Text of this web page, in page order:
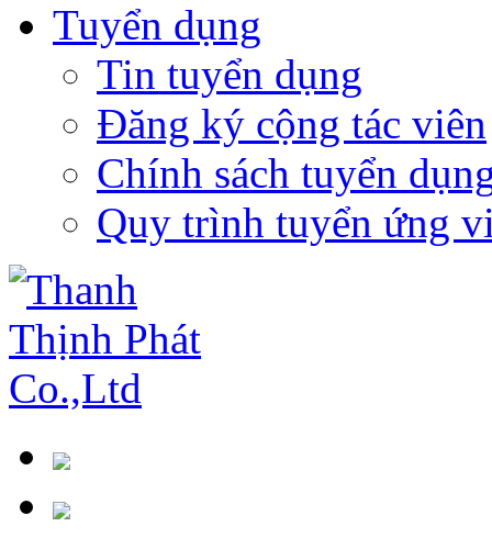
Tuyển dụng
Tin tuyển dụng
Đăng ký cộng tác viên
Chính sách tuyển
Quy trình tuyển ứng